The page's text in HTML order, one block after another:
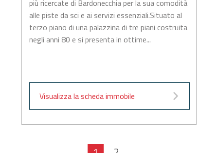
più ricercate di Bardonecchia per la sua comodità
alle piste da sci e ai servizi essenziali.Situato al
terzo piano di una palazzina di tre piani costruita
negli anni 80 e si presenta in ottime...
Visualizza la scheda immobile